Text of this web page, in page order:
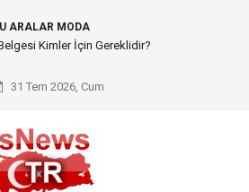
ARALAR MODA
ile Kurumsal Hafızanın Dijitalleşmesi
31 Tem 2026, Cum